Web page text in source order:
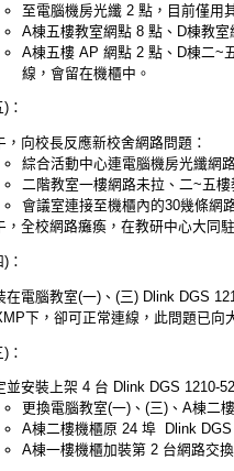
至電腦機房光纖 2 點，目前僅用
A棟五樓教室網點 8 點、D棟教室
A棟五樓 AP 網點 2 點、D棟二~
線，會留在機櫃中。
：
，向校長反應新校舍網路問題：
綜合活動中心連電腦機房光纖網
二階教室一樓網路未拉、二~五
會議室連接至機櫃內的30幾條網
，全校網路癱瘓，在教研中心大同
：
在電腦教室(一)、(三) Dlink DGS
下，卻可正常連線，此問題已向
：
並安裝上架 4 台 Dlink DGS 1210-
更換電腦教室(一)、(三)、A棟二
A棟二樓機櫃原 24 埠 Dlink DGS
A棟一樓機櫃加裝第 2 台網路交